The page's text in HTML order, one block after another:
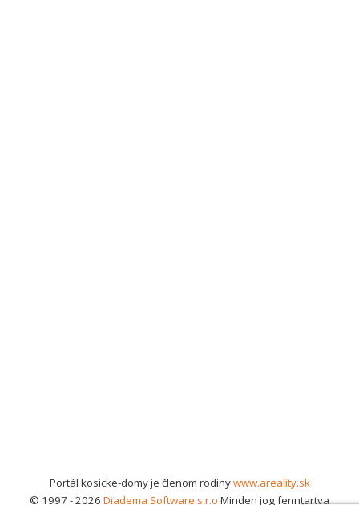
Portál kosicke-domy je členom rodinywww.areality.sk
© 1997 - 2026 Diadema Software s.r.o Minden jog fenntartva